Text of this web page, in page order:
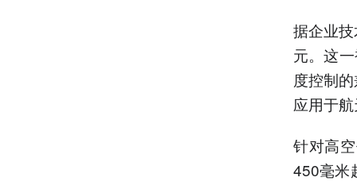
据企业
元。这
度控制
应用于
针对高
450毫米